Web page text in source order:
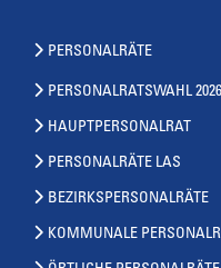
PERSONALRÄTE
PERSONALRATSWAHL 2026
HAUPTPERSONALRAT
PERSONALRÄTE LAS
BEZIRKSPERSONALRÄTE
KOMMUNALE